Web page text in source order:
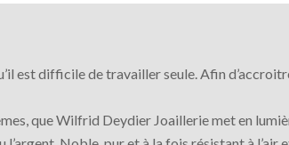
est difficile de travailler seule. Afin
que Wilfrid Deydier Joaillerie met en